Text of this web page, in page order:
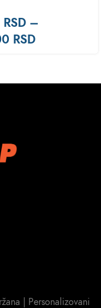
RSD –
RSD
| Personalizovani